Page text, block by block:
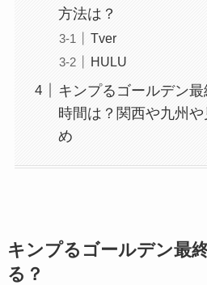
方法は？
Tver
HULU
キンプるゴールデン
時間は？関西や九州
め
キンプるゴールデン最
る？